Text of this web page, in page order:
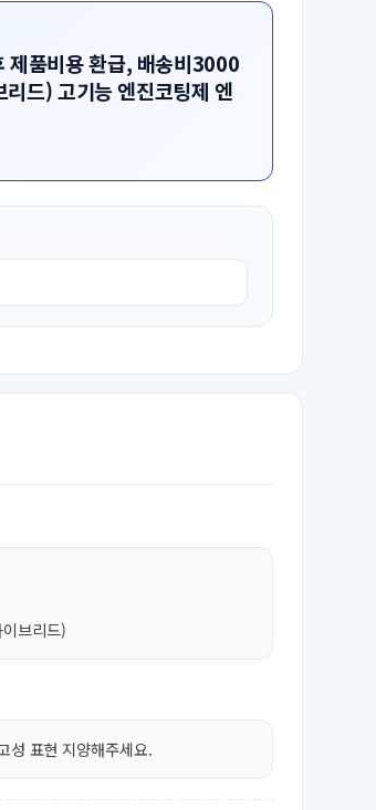
제품비용 환급, 배송비3000
드) 고기능 엔진코팅제 엔
브리드)
성 표현 지양해주세요.